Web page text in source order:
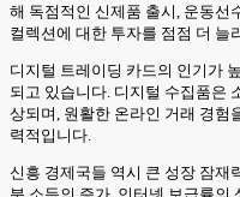
해 독점적인 신제품 출시, 운동선
컬렉션에 대한 투자를 점점 더 늘
디지털 트레이딩 카드의 인기가
되고 있습니다. 디지털 수집품은
상되며, 원활한 온라인 거래 경험
력적입니다.
신흥 경제국들 역시 큰 성장 잠재